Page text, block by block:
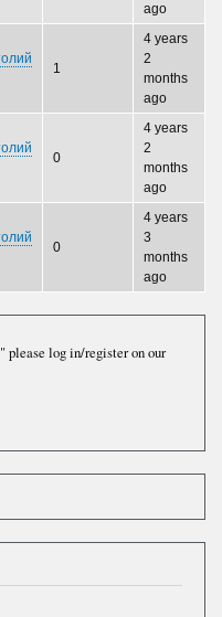
ago
1
4 years
2
months
ago
0
4 years
2
months
ago
0
4 years
3
months
ago
please log in/register on our